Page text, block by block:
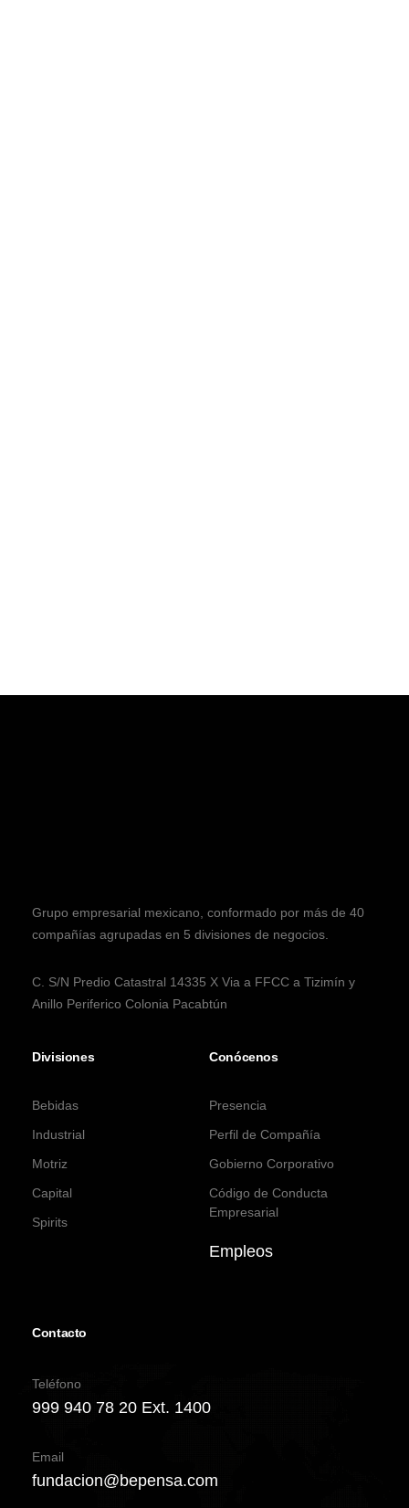
Grupo empresarial mexicano, conformado por más de 40
compañías agrupadas en 5 divisiones de negocios.
C. S/N Predio Catastral 14335 X Via a FFCC a Tizimín y
Anillo Periferico Colonia Pacabtún
Divisiones
Bebidas
Industrial
Motriz
Capital
Spirits
Conócenos
Presencia
Perfil de Compañía
Gobierno Corporativo
Código de Conducta
Empresarial
Empleos
Contacto
Teléfono
999 940 78 20 Ext. 1400
Email
fundacion@bepensa.com